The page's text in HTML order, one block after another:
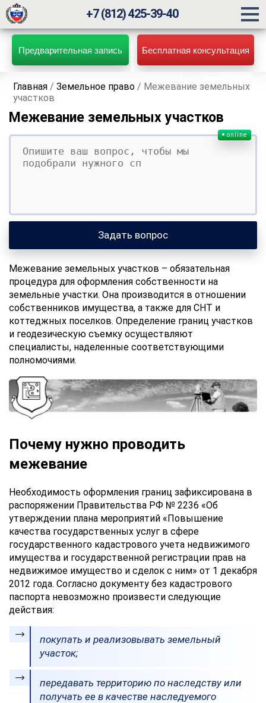
Предварительная запись Бесплатная консультация
+7 (812) 425-39-40
Главная /Земельное право / Межевание земельных
участков
Межевание земельных участков
Ваш вопрос
Ваше имя
Ваши контакты
online
Задать вопрос
Межевание земельных участков – обязательная
процедура для оформления собственности на
земельные участки. Она производится в отношении
собственников имущества, а также для СНТ и
коттеджных поселков. Определение границ участков
и геодезическую съемку осуществляют
специалисты, наделенные соответствующими
полномочиями.
Почему нужно проводить
межевание
Необходимость оформления границ зафиксирована в
распоряжении Правительства РФ № 2236 «Об
утверждении плана мероприятий «Повышение
качества государственных услуг в сфере
государственного кадастрового учета недвижимого
имущества и государственной регистрации прав на
недвижимое имущество и сделок с ним» от 1 декабря
2012 года. Согласно документу без кадастрового
паспорта невозможно произвести следующие
действия:
покупать и реализовывать земельный
участок;
передавать территорию по наследству или
получать ее в качестве наследуемого